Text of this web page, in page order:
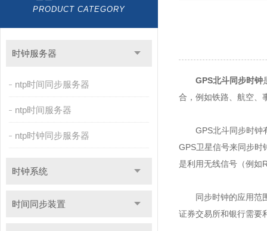
PRODUCT CATEGORY
时钟服务器
ntp时间同步服务器
ntp时间服务器
ntp时钟同步服务器
时钟系统
时间同步装置
GPS北斗同步时钟
合，例如铁路、航空、
GPS北斗同步时钟有
GPS卫星信号来同步时
是利用无线信号（例如
同步时钟的应用范围
证券交易所和银行需要